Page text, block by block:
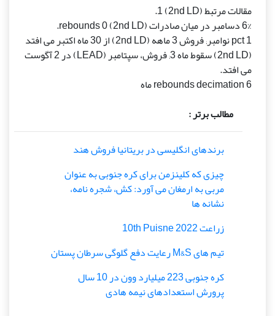
مقالات مرتبط (2nd LD) 1.
6% دسامبر در میان صادرات (2nd LD) rebounds 0.
1 pct نوامبر; فروش 3 ماهه (2nd LD) از 30 ماه اکتبر می افتد
(2nd LD) سقوط ماه 3; فروش، سپتامبر (LEAD) در 2 آگوست
می افتد.
rebounds decimation 6 ماه
مطالب برتر :
برندهای انگلیسی در بریتانیا فروش هند
چیزی که کلینزمن برای کره جنوبی به عنوان
مربی به ارمغان می آورد: کش، شجره نامه،
نشانه ها
زراعت 10th Puisne 2022
تیم های M&S رعایت دفع گلوگی سرطان پستان
کره جنوبی 223 میلیارد وون در 10 سال
پرورش استعدادهای نیمه هادی